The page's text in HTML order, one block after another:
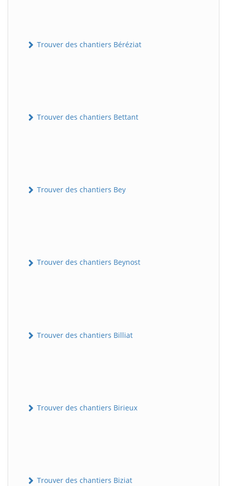
Trouver des chantiers Béréziat
Trouver des chantiers Bettant
Trouver des chantiers Bey
Trouver des chantiers Beynost
Trouver des chantiers Billiat
Trouver des chantiers Birieux
Trouver des chantiers Biziat